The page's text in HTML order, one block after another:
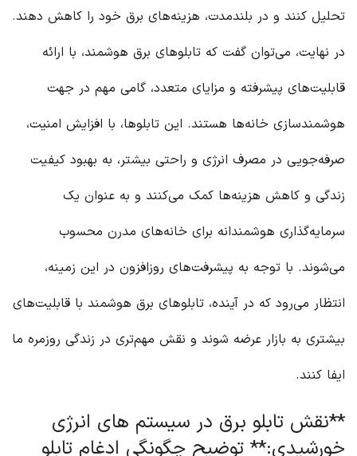
تحلیل کنند و در بلندمدت، هزینه‌های برق خود را کاهش دهند.
در نهایت، می‌توان گفت که تابلوهای برق هوشمند، با ارائه
قابلیت‌های پیشرفته و مزایای متعدد، گامی مهم در جهت
هوشمندسازی خانه‌ها هستند. این تابلوها، با افزایش امنیت،
صرفه‌جویی در مصرف انرژی و راحتی بیشتر، به بهبود کیفیت
زندگی و کاهش هزینه‌ها کمک می‌کنند و به عنوان یک
سرمایه‌گذاری هوشمندانه برای خانه‌های مدرن محسوب
می‌شوند. با توجه به پیشرفت‌های روزافزون در این زمینه،
انتظار می‌رود که در آینده، تابلوهای برق هوشمند با قابلیت‌های
بیشتری به بازار عرضه شوند و نقش مهم‌تری در زندگی روزمره ما
ایفا کنند.
**نقش تابلو برق در سیستم های انرژی
خورشیدی:** توضیح چگونگی ادغام تابلو